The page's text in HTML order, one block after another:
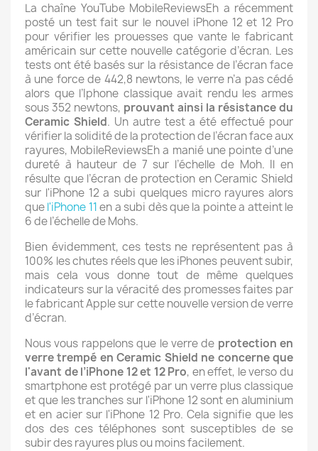
La chaîne YouTube MobileReviewsEh a récemment
posté un test fait sur le nouvel iPhone 12 et 12 Pro
pour vérifier les prouesses que vante le fabricant
américain sur cette nouvelle catégorie d’écran. Les
tests ont été basés sur la résistance de l’écran face
à une force de 442,8 newtons, le verre n’a pas cédé
alors que l’Iphone classique avait rendu les armes
sous 352 newtons, prouvant ainsi la résistance du
Ceramic Shield. Un autre test a été effectué pour
vérifier la solidité de la protection de l’écran face aux
rayures, MobileReviewsEh a manié une pointe d’une
dureté à hauteur de 7 sur l’échelle de Moh. Il en
résulte que l’écran de protection en Ceramic Shield
sur l'iPhone 12 a subi quelques micro rayures alors
quel'iPhone 11en a subi dès que la pointe a atteint le
6 de l’échelle de Mohs.
Bien évidemment, ces tests ne représentent pas à
100% les chutes réels que les iPhones peuvent subir,
mais cela vous donne tout de même quelques
indicateurs sur la véracité des promesses faites par
le fabricant Apple sur cette nouvelle version de verre
d’écran.
Nous vous rappelons que le verre de protection en
verre trempé en Ceramic Shield ne concerne que
l'avant de l’iPhone 12 et 12 Pro, en effet, le verso du
smartphone est protégé par un verre plus classique
et que les tranches sur l'iPhone 12 sont en aluminium
et en acier sur l'iPhone 12 Pro. Cela signifie que les
dos des ces téléphones sont susceptibles de se
subir des rayures plus ou moins facilement.